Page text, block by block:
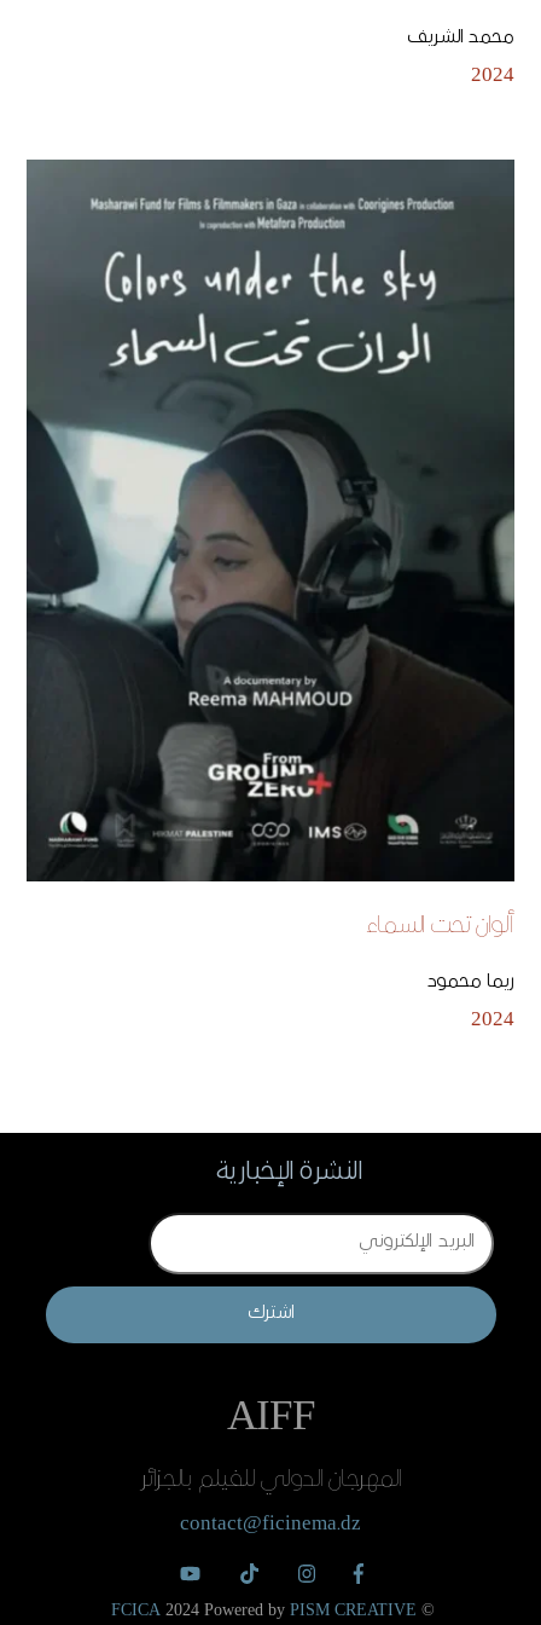
محمد الشريف
2024
ألوان تحت السماء
ريما محمود
2024
النشرة الإخبارية
Email
اشترك
AIFF
المهرجان الدولي للفيلم بالجزائر
contact@ficinema.dz
©
FCICA 2024 Powered by PISM CREATIVE